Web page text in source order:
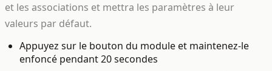
et les associations et mettra les paramètres à leur
valeurs par défaut.
Appuyez sur le bouton du module et maintenez-le
enfoncé pendant 20 secondes